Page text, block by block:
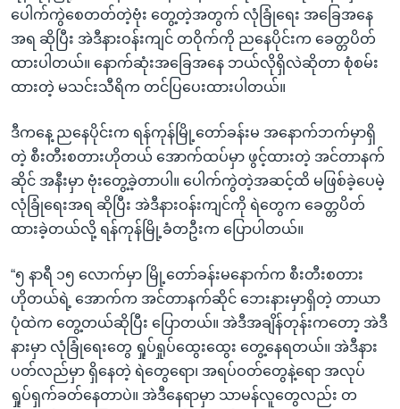
ကျော်
ဘာသာစကားများ
ပေါက်ကွဲစေတတ်တဲ့ဗုံး တွေ့တဲ့အတွက် လုံခြုံရေး အခြေအနေ
အရ ဆိုပြီး အဲဒီနားဝန်းကျင် တဝိုက်ကို ညနေပိုင်းက ခေတ္တပိတ်
ထားပါတယ်။ နောက်ဆုံးအခြေအနေ ဘယ်လိုရှိလဲဆိုတာ စုံစမ်း
ထားတဲ့ မသင်းသီရိက တင်ပြပေးထားပါတယ်။
ဒီကနေ့ ညနေပိုင်းက ရန်ကုန်မြို့တော်ခန်းမ အနောက်ဘက်မှာရှိ
တဲ့ စီးတီးစတားဟိုတယ် အောက်ထပ်မှာ ဖွင့်ထားတဲ့ အင်တာနက်
ဆိုင် အနီးမှာ ဗုံးတွေ့ခဲ့တာပါ။ ပေါက်ကွဲတဲ့အဆင့်ထိ မဖြစ်ခဲ့ပေမဲ့
လုံခြုံရေးအရ ဆိုပြီး အဲဒီနားဝန်းကျင်ကို ရဲတွေက ခေတ္တပိတ်
ထားခဲ့တယ်လို့ ရန်ကုန်မြို့ခံတဦးက ပြောပါတယ်။
“၅ နာရီ ၁၅ လောက်မှာ မြို့တော်ခန်းမနောက်က စီးတီးစတား
ဟိုတယ်ရဲ့ အောက်က အင်တာနက်ဆိုင် ဘေးနားမှာရှိတဲ့ တာယာ
ပုံထဲက တွေ့တယ်ဆိုပြီး ပြောတယ်။ အဲဒီအချိန်တုန်းကတော့ အဲဒီ
နားမှာ လုံခြုံရေးတွေ ရှုပ်ရှုပ်ထွေးထွေး တွေ့နေရတယ်။ အဲဒီနား
ပတ်လည်မှာ ရှိနေတဲ့ ရဲတွေရော၊ အရပ်ဝတ်တွေနဲ့ရော အလုပ်
ရှုပ်ရှက်ခတ်နေတာပဲ။ အဲဒီနေရာမှာ သာမန်လူတွေလည်း တ